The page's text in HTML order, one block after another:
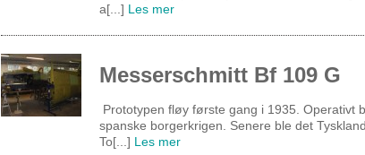
a[...] Les mer
Messerschmitt Bf 109 G
Prototypen fløy første gang i 1935. Operativt
spanske borgerkrigen. Senere ble det
To[...] Les mer